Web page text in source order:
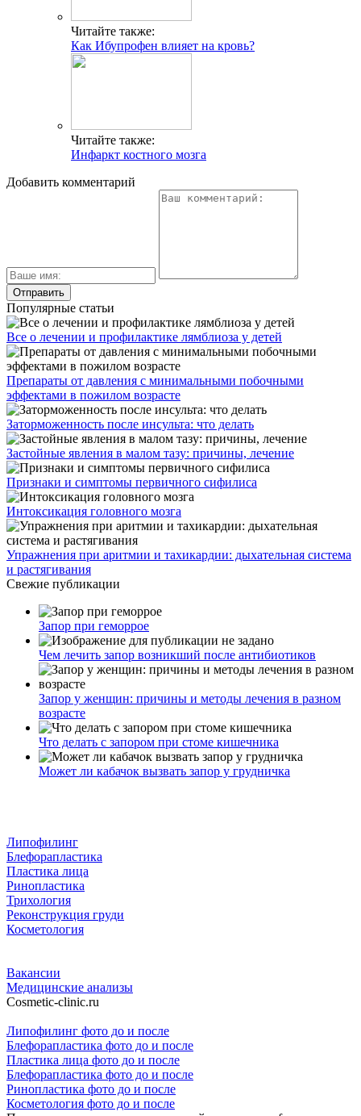
Читайте также:
Как Ибупрофен влияет на кровь?
Читайте также:
Инфаркт костного мозга
Добавить комментарий
Популярные статьи
Все о лечении и профилактике лямблиоза у детей
Препараты от давления с минимальными побочными
эффектами в пожилом возрасте
Заторможенность после инсульта: что делать
Застойные явления в малом тазу: причины, лечение
Признаки и симптомы первичного сифилиса
Интоксикация головного мозга
Упражнения при аритмии и тахикардии: дыхательная система
и растягивания
Свежие публикации
Запор при геморрое
Чем лечить запор возникший после антибиотиков
Запор у женщин: причины и методы лечения в разном
возрасте
Что делать с запором при стоме кишечника
Может ли кабачок вызвать запор у грудничка
Липофилинг
Блефорапластика
Пластика лица
Ринопластика
Трихология
Реконструкция груди
Косметология
Вакансии
Медицинские анализы
Cosmetic-clinic.ru
Липофилинг фото до и после
Блефорапластика фото до и после
Пластика лица фото до и после
Блефорапластика фото до и после
Ринопластика фото до и после
Косметология фото до и после